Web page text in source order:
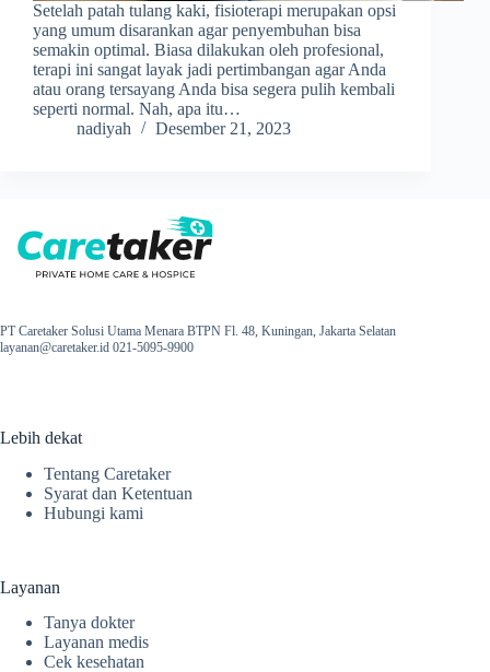
Setelah patah tulang kaki, fisioterapi merupakan opsi
yang umum disarankan agar penyembuhan bisa
semakin optimal. Biasa dilakukan oleh profesional,
terapi ini sangat layak jadi pertimbangan agar Anda
atau orang tersayang Anda bisa segera pulih kembali
seperti normal. Nah, apa itu…
nadiyah
Desember 21, 2023
PT Caretaker Solusi Utama Menara BTPN Fl. 48, Kuningan, Jakarta Selatan
layanan@caretaker.id 021-5095-9900
Lebih dekat
Tentang Caretaker
Syarat dan Ketentuan
Hubungi kami
Layanan
Tanya dokter
Layanan medis
Cek kesehatan